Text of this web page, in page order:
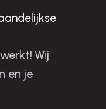
Wij
en je